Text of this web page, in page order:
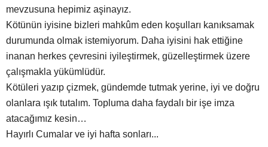
mevzusuna hepimiz aşinayız.
Kötünün iyisine bizleri mahkûm eden koşulları kanıksamak
durumunda olmak istemiyorum. Daha iyisini hak ettiğine
inanan herkes çevresini iyileştirmek, güzelleştirmek üzere
çalışmakla yükümlüdür.
Kötüleri yazıp çizmek, gündemde tutmak yerine, iyi ve doğru
olanlara ışık tutalım. Topluma daha faydalı bir işe imza
atacağımız kesin…
Hayırlı Cumalar ve iyi hafta sonları...